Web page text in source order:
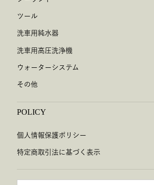
ツール
洗車用純水器
洗車用高圧洗浄機
ウォーターシステム
その他
POLICY
個人情報保護ポリシー
特定商取引法に基づく表示